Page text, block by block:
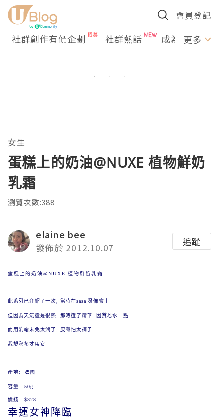
會員登記
社群創作有價企劃 社群熱話 成為U更多
女生
蛋糕上的奶油@NUXE 植物鮮奶
乳霜
瀏覽次數:388
elaine bee
發佈於 2012.10.07
追蹤
蛋糕上的奶油@NUXE 植物鮮奶乳霜
此系列已介紹了一次, 當時在sasa 發佈會上
但因為天氣還是很熱, 那時選了精華, 因質地水一點
而用乳霜未免太潤了, 皮膚怕太補了
我想秋冬才用它
產地: 法國
容量 : 50g
價錢 : $328
幸運女神降臨